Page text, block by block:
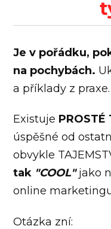
Je v pořádku,
na pochybách.
a příklady z praxe.
Existuje PROSTÉ
úspěšné od
obvykle
tak "COOL"jako
online
Otázka zní: